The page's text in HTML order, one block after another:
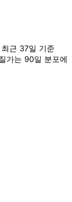
근 37일 기준
가는 90일 분포에